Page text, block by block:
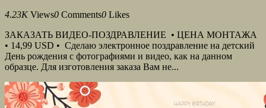
4.23K Views0 Comments0 Likes
ЗАКАЗАТЬ ВИДЕО-ПОЗДРАВЛЕНИЕ • ЦЕНА МОНТАЖА
• 14,99 USD • Сделаю электронное поздравление на детский
День рождения с фотографиями и видео, как на данном
образце. Для изготовления заказа Вам не...